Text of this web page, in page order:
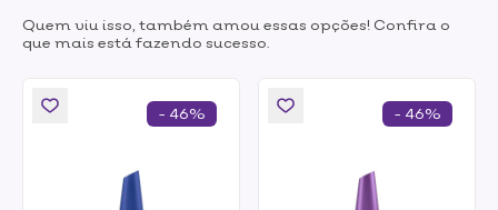
Quem viu isso, também amou essas opções! Confira o
que mais está fazendo sucesso.
- 46% - 46%